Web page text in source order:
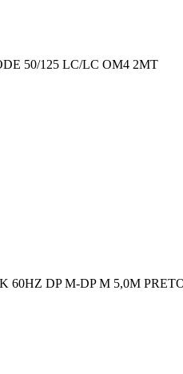
50/125 LC/LC OM4 2MT
60HZ DP M-DP M 5,0M